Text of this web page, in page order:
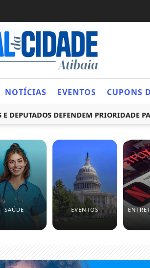
NOTÍCIAS EVENTOS CUPONS
DEFENDEM PRIORIDADE
SAÚDE EVENTOS